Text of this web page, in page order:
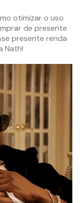
otimizar o uso
de presente
presente renda
Nath!